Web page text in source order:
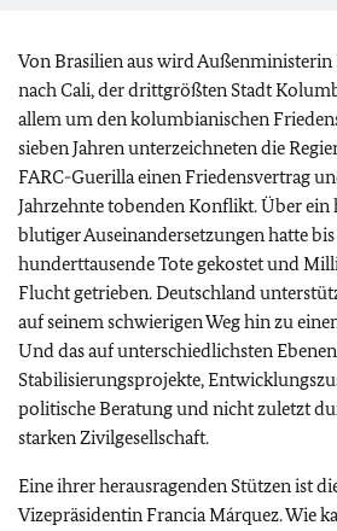
Von Brasilien aus wird
nach Cali, der drittgrößten Stadt
allem um den kolumbianischen
sieben Jahren unterzeichneten die
FARC-Guerilla einen Friedensvertrag
Jahrzehnte tobenden Konflikt. Über ein
blutiger Auseinandersetzungen hatte
hunderttausende Tote gekostet und
Flucht getrieben. Deutschland
auf seinem schwierigen Weg hin zu
Und das auf unterschiedlichsten
Stabilisierungsprojekte,
politische Beratung und nicht zuletzt
starken Zivilgesellschaft.
Eine ihrer herausragenden Stützen ist
Vizepräsidentin Francia Márquez. Wie